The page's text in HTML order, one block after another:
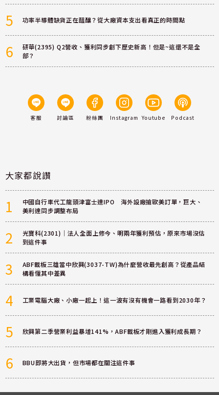
5 功率半導體缺貨正在醞釀？從大廠資本支出看真正的時間點
6
研華(2395) Q2營收、獲利同步創下歷史新高！但是~這還不是全
部？
客服 討論區 粉絲團 Instagram Youtube Podcast
大家都說讚
1
中國自行車代工龍頭津富士達IPO 海外設廠搶歐美訂單，巨大、
美利達同步調整布局
2
光寶科(2301)｜法人全面上修今、明兩年獲利預估，原來市場沒估
到這件事
3
ABF載板三雄當中欣興(3037-TW)為什麼營收最先創高？從產品結
構看懂其中差異
4 工業電腦大廠、小廠一起上！這一波有沒有機會一路看到2030年？
5 欣興第二季營業利益暴增141%，ABF載板才剛進入獲利成長期？
6 BBU即將大出貨，但市場都在關注這件事